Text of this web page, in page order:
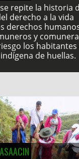
repite la historia
derecho a la vida
derechos
y
los habitantes
de huellas.